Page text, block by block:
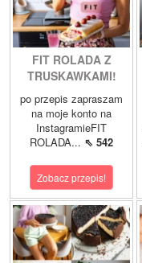
FIT ROLADA Z
TRUSKAWKAMI!
po przepis zapraszam
na moje konto na
InstagramieFIT
ROLADA... ⇖ 542
Zobacz przepis!